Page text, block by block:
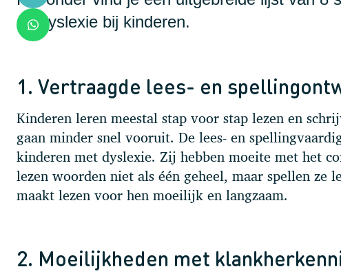
op dyslexie bij kinderen.
1. Vertraagde lees- en
Kinderen leren meestal stap voor stap lezen en
gaan minder snel vooruit. De lees- en
kinderen met dyslexie. Zij hebben moeite met het
lezen woorden niet als één geheel, maar spellen
maakt lezen voor hen moeilijk en langzaam.
2. Moeilijkheden met